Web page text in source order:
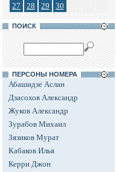
27
28 29 30
ПОИСК
ПЕРСОНЫ НОМЕРА
Абашидзе Аслан
Дзасохов Александр
Жуков Александр
Зурабов Михаил
Зязиков Мурат
Кабаков Илья
Керри Джон